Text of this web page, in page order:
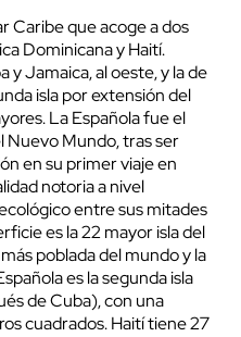
Caribe que acoge a dos
Dominicana y Haití.
y Jamaica, al oeste, y la de
isla por extensión del
La Española fue el
Mundo, tras ser
en su primer viaje en
notoria a nivel
entre sus mitades
es la 22 mayor isla del
poblada del mundo y la
es la segunda isla
de Cuba), con una
cuadrados. Haití tiene 27